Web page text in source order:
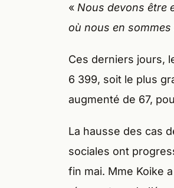
« Nous devons être
où nous en sommes
Ces derniers jours,
6 399, soit le plus
augmenté de 67,
La hausse des cas
sociales ont
fin mai. Mme Koike